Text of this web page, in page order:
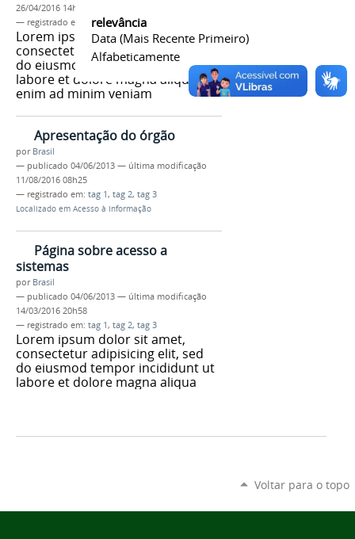
relevância
Data (mais Recente Primeiro)
Alfabeticamente
26/04/2016 14h44
— registrado em:
tag 1,tag 2,tag 3
Lorem ipsum dolor sit amet,
consectetur adipisicing elit, sed
do eiusmod tempor incididunt ut
labore et dolore magna aliqua. Ut
enim ad minim veniam
Apresentação do órgão
por Brasil
— publicado 04/06/2013 — última modificação
11/08/2016 08h25
— registrado em: tag 1, tag 2, tag 3
Localizado em Acesso à Informação
Página sobre acesso a
sistemas
por Brasil
— publicado 04/06/2013 — última modificação
14/03/2016 20h58
— registrado em: tag 1, tag 2, tag 3
Lorem ipsum dolor sit amet,
consectetur adipisicing elit, sed
do eiusmod tempor incididunt ut
labore et dolore magna aliqua
Voltar para o topo